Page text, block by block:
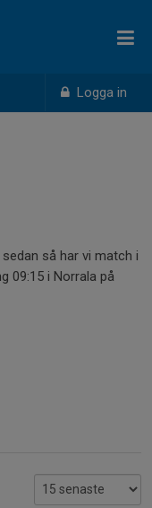
Logga in
så har vi match i
09:15 i Norrala på